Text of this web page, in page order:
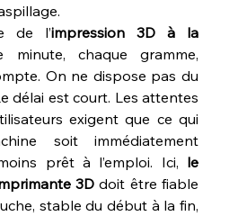
de l’impression 3D à la
minute, chaque gramme,
On ne dispose pas du
délai est court. Les attentes
exigent que ce qui
soit immédiatement
prêt à l’emploi. Ici, le
3D doit être fiable
stable du début à la fin,